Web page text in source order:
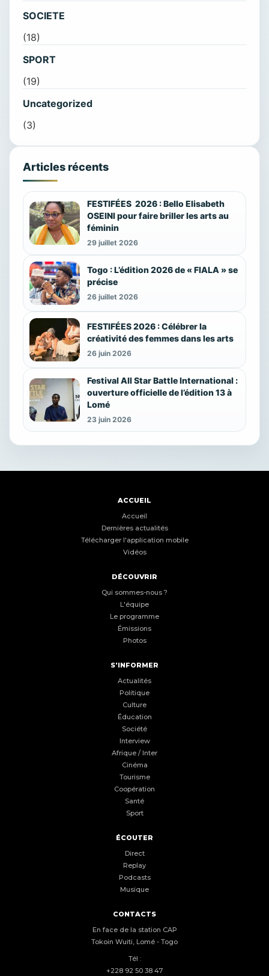
SOCIETE
(18)
SPORT
(19)
Uncategorized
(3)
Articles récents
FESTIFÉES 2026 : Bello Elisabeth
OSEINI pour faire briller les arts au
féminin
29 juillet 2026
Togo : L’édition 2026 de « FIALA » se
précise
26 juillet 2026
FESTIFÉES 2026 : Célébrer la
créativité des femmes dans les arts
26 juin 2026
Festival All Star Battle International :
ouverture officielle de l’édition 13 à
Lomé
23 juin 2026
ACCUEIL
Accueil
Dernières actualités
Télécharger l'application mobile
Vidéos
DÉCOUVRIR
Qui sommes-nous ?
L'équipe
Le programme
Émissions
Photos
S'INFORMER
Actualités
Politique
Culture
Éducation
Société
Interview
Afrique / Inter
Cinéma
Tourisme
Coopération
Santé
Sport
ÉCOUTER
Direct
Replay
Podcasts
Musique
CONTACTS
En face de la station CAP
Tokoin Wuiti, Lomé - Togo
Tél :
+228 92 50 38 47